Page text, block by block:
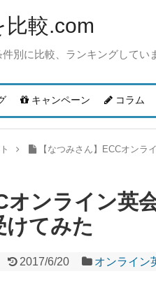
較.com
別に比較、ランキングして
キャンペーン コラム
【なつみさん】ECCオンラ
オンライン英
けてみた
2017/6/20 オンライン